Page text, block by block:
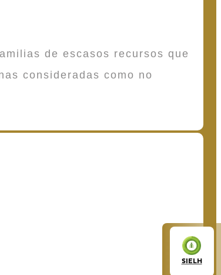
SIELH
de escasos recursos que
consideradas como no